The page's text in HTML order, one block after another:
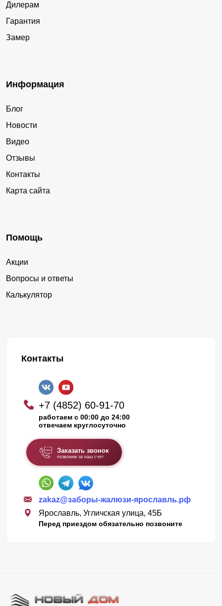
Дилерам
Гарантия
Замер
Информация
Блог
Новости
Видео
Отзывы
Контакты
Карта сайта
Помощь
Акции
Вопросы и ответы
Калькулятор
Контакты
+7 (4852) 60-91-70
работаем с 00:00 до 24:00
отвечаем круглосуточно
Заказать звонок
позвоним за наш счет
zakaz@заборы-жалюзи-ярославль.рф
Ярославль, Угличская улица, 45Б
Перед приездом обязательно позвоните